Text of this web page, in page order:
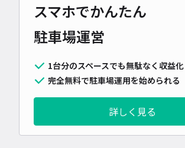
スマホでかんたん
駐車場運営
1台分のスペースでも無駄なく収益化
完全無料で駐車場運用を始められる
詳しく見る